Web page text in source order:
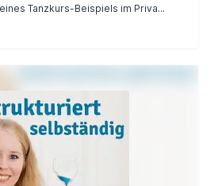
Tanzkurs-Beispiels im Priva...